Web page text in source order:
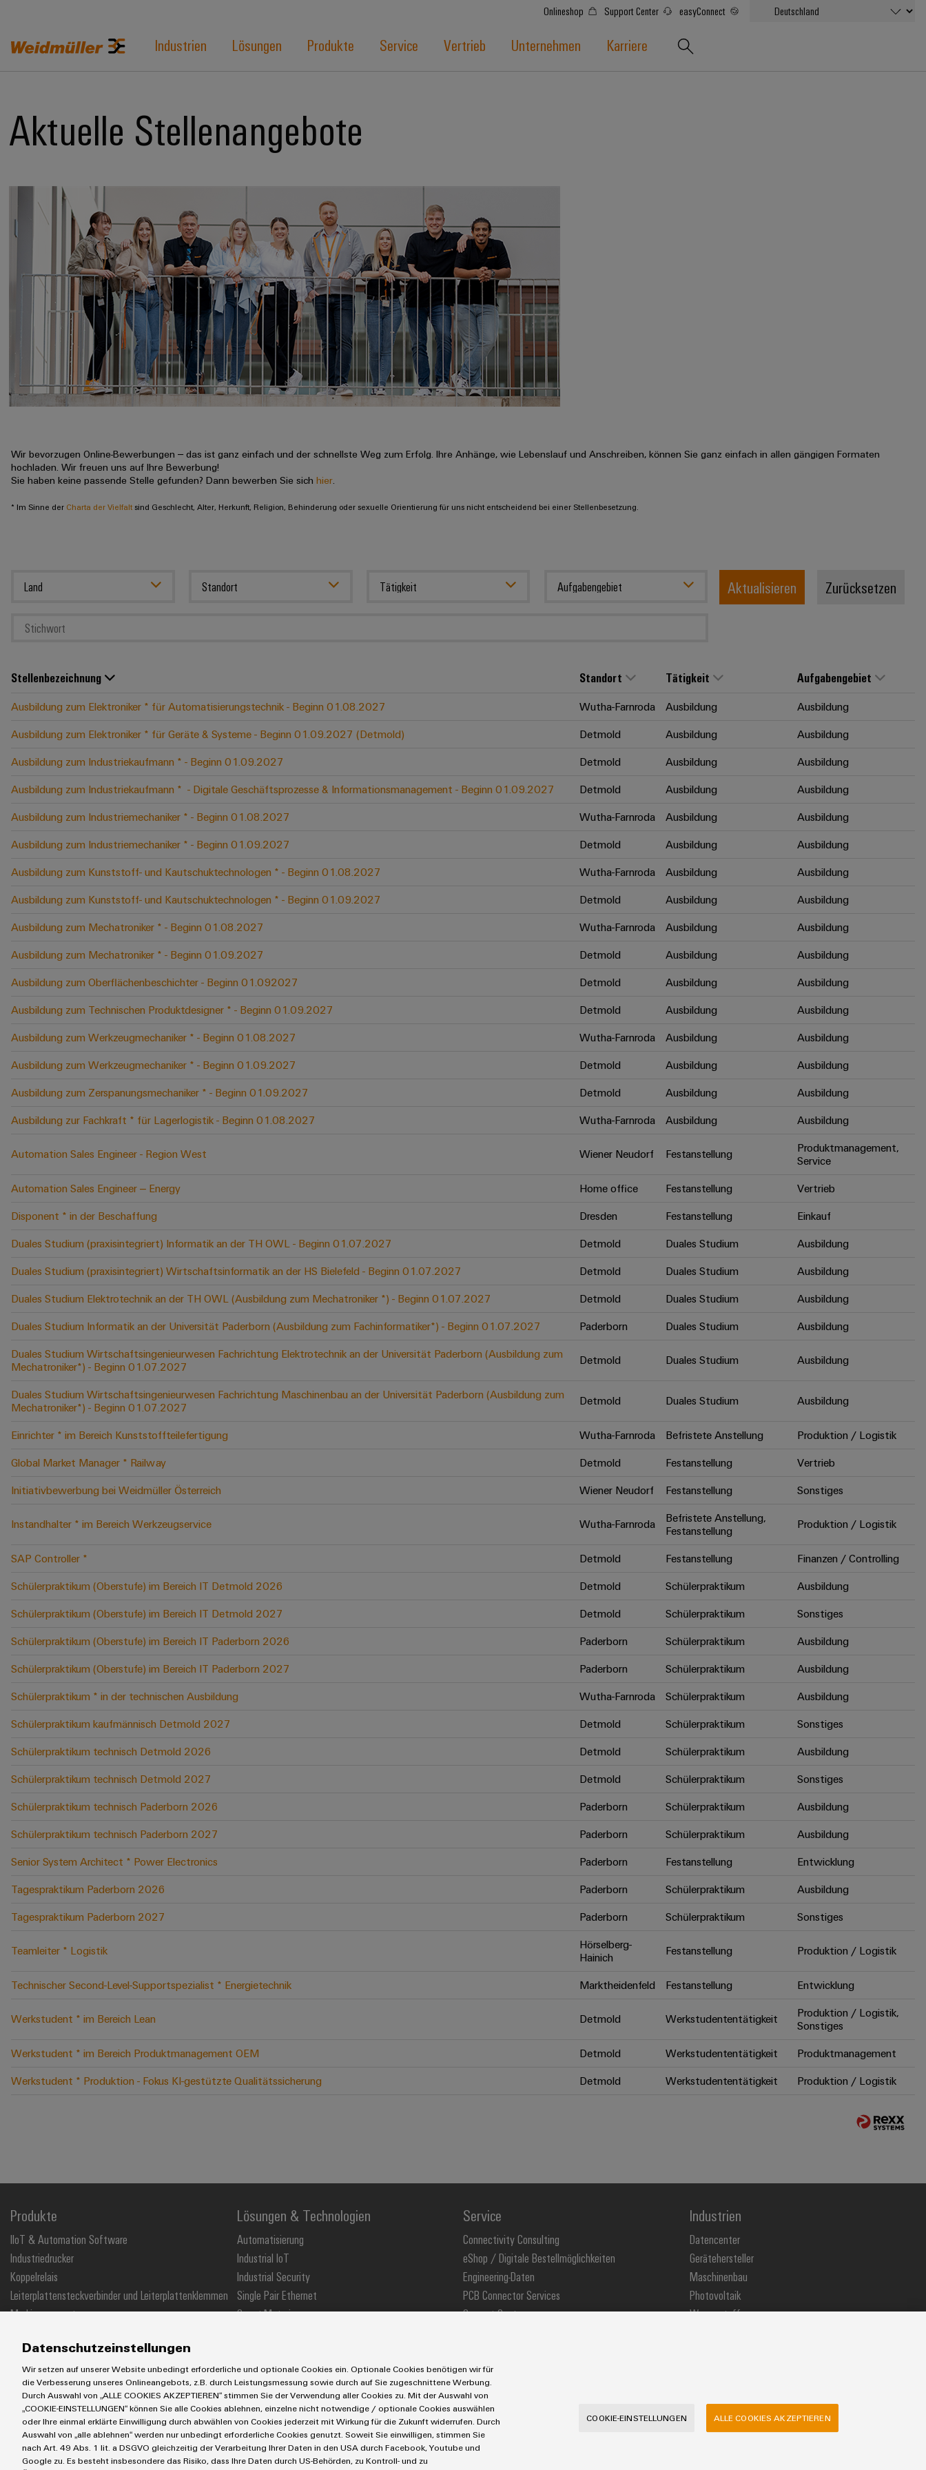
Onlineshop Support Center easyConnect
Industrien Lösungen Produkte Service Vertrieb Unternehmen Karriere
Aktuelle Stellenangebote
Wir bevorzugen Online-Bewerbungen – das ist ganz einfach und der schnellste Weg zum Erfolg. Ihre Anhänge, wie Lebenslauf und Anschreiben, können Sie ganz einfach in allen gängigen Formaten
hochladen. Wir freuen uns auf Ihre Bewerbung!
Sie haben keine passende Stelle gefunden? Dann bewerben Sie sich hier
* Im Sinne der Charta der Vielfalt sind Geschlecht, Alter, Herkunft, Religion, Behinderung oder sexuelle Orientierung für uns nicht entscheidend bei einer Stellenbesetzung.
Land Standort Tätigkeit Aufgabengebiet Zurücksetzen
Aktualisieren
Stellenbezeichnung Standort Tätigkeit Aufgabengebiet
Ausbildung zum Elektroniker * für Automatisierungstechnik - Beginn 01.08.2027 Wutha-Farnroda Ausbildung
Ausbildung
Ausbildung zum Elektroniker * für Geräte & Systeme - Beginn 01.09.2027 (Detmold)
Detmold Ausbildung
Ausbildung
Ausbildung zum Industriekaufmann * - Beginn 01.09.2027
Detmold Ausbildung
Ausbildung
Ausbildung zum Industriekaufmann * ​ - Digitale Geschäftsprozesse & Informationsmanagement - Beginn 01.09.2027
Detmold Ausbildung
Ausbildung
Ausbildung zum Industriemechaniker * - Beginn 01.08.2027
Wutha-Farnroda Ausbildung
Ausbildung
Ausbildung zum Industriemechaniker * - Beginn 01.09.2027
Detmold Ausbildung
Ausbildung
Ausbildung zum Kunststoff- und Kautschuktechnologen * - Beginn 01.08.2027
Wutha-Farnroda Ausbildung
Ausbildung
Ausbildung zum Kunststoff- und Kautschuktechnologen * - Beginn 01.09.2027
Detmold Ausbildung
Ausbildung
Ausbildung zum Mechatroniker * - Beginn 01.08.2027
Wutha-Farnroda Ausbildung
Ausbildung
Ausbildung zum Mechatroniker * - Beginn 01.09.2027
Detmold Ausbildung
Ausbildung
Ausbildung zum Oberflächenbeschichter - Beginn 01.092027
Detmold Ausbildung
Ausbildung
Ausbildung zum Technischen Produktdesigner * - Beginn 01.09.2027
Detmold Ausbildung
Ausbildung
Ausbildung zum Werkzeugmechaniker * - Beginn 01.08.2027
Wutha-Farnroda Ausbildung
Ausbildung
Ausbildung zum Werkzeugmechaniker * - Beginn 01.09.2027
Detmold Ausbildung
Ausbildung
Ausbildung zum Zerspanungsmechaniker * - Beginn 01.09.2027
Detmold Ausbildung
Ausbildung
Ausbildung zur Fachkraft * für Lagerlogistik - Beginn 01.08.2027
Wutha-Farnroda Ausbildung Ausbildung
Automation Sales Engineer - Region West Wiener Neudorf Festanstellung
Produktmanagement,
Service
Automation Sales Engineer – Energy
Home office Festanstellung
Vertrieb
Disponent * in der Beschaffung
Dresden Festanstellung
Einkauf
Duales Studium (praxisintegriert) Informatik an der TH OWL - Beginn 01.07.2027
Detmold Duales Studium
Ausbildung
Duales Studium (praxisintegriert) Wirtschaftsinformatik an der HS Bielefeld - Beginn 01.07.2027
Detmold Duales Studium
Ausbildung
Duales Studium Elektrotechnik an der TH OWL (Ausbildung zum Mechatroniker *) - Beginn 01.07.2027
Detmold Duales Studium
Ausbildung
Duales Studium Informatik an der Universität Paderborn (Ausbildung zum Fachinformatiker*) - Beginn 01.07.2027
Paderborn Duales Studium
Ausbildung
Duales Studium Wirtschaftsingenieurwesen Fachrichtung Elektrotechnik an der Universität Paderborn (Ausbildung zum
Mechatroniker*) - Beginn 01.07.2027
Detmold Duales Studium Ausbildung
Duales Studium Wirtschaftsingenieurwesen Fachrichtung Maschinenbau an der Universität Paderborn (Ausbildung zum
Mechatroniker*) - Beginn 01.07.2027
Detmold Duales Studium Ausbildung
Einrichter * im Bereich Kunststoffteilefertigung Wutha-Farnroda Befristete Anstellung
Produktion / Logistik
Global Market Manager * Railway
Detmold Festanstellung
Vertrieb
Initiativbewerbung bei Weidmüller Österreich
Wiener Neudorf Festanstellung Sonstiges
Instandhalter * im Bereich Werkzeugservice Wutha-Farnroda
Befristete Anstellung,
Festanstellung
Produktion / Logistik
SAP Controller * Detmold Festanstellung
Finanzen / Controlling
Schülerpraktikum (Oberstufe) im Bereich IT Detmold 2026
Detmold Schülerpraktikum
Ausbildung
Schülerpraktikum (Oberstufe) im Bereich IT Detmold 2027
Detmold Schülerpraktikum
Sonstiges
Schülerpraktikum (Oberstufe) im Bereich IT Paderborn 2026
Paderborn Schülerpraktikum
Ausbildung
Schülerpraktikum (Oberstufe) im Bereich IT Paderborn 2027
Paderborn Schülerpraktikum
Ausbildung
Schülerpraktikum * in der technischen Ausbildung
Wutha-Farnroda Schülerpraktikum
Ausbildung
Schülerpraktikum kaufmännisch Detmold 2027
Detmold Schülerpraktikum
Sonstiges
Schülerpraktikum technisch Detmold 2026
Detmold Schülerpraktikum
Ausbildung
Schülerpraktikum technisch Detmold 2027
Detmold Schülerpraktikum
Sonstiges
Schülerpraktikum technisch Paderborn 2026
Paderborn Schülerpraktikum
Ausbildung
Schülerpraktikum technisch Paderborn 2027
Paderborn Schülerpraktikum
Ausbildung
Senior System Architect * Power Electronics
Paderborn Festanstellung
Entwicklung
Tagespraktikum Paderborn 2026
Paderborn Schülerpraktikum
Ausbildung
Tagespraktikum Paderborn 2027
Paderborn Schülerpraktikum Sonstiges
Teamleiter * Logistik
Hörselberg-
Hainich
Festanstellung Produktion / Logistik
Technischer Second-Level-Supportspezialist * Energietechnik Marktheidenfeld Festanstellung Entwicklung
Werkstudent * im Bereich Lean Detmold Werkstudententätigkeit
Produktion / Logistik,
Sonstiges
Werkstudent * im Bereich Produktmanagement OEM
Detmold Werkstudententätigkeit
Produktmanagement
Werkstudent * Produktion - Fokus KI-gestützte Qualitätssicherung
Detmold Werkstudententätigkeit Produktion / Logistik
Produkte
IIoT & Automation Software
Industriedrucker
Koppelrelais
Leiterplattensteckverbinder und Leiterplattenklemmen
Markierungssysteme
Stromversorgungen
Lösungen & Technologien
Automatisierung
Industrial IoT
Industrial Security
Single Pair Ethernet
Smart Metering
Service
Connectivity Consulting
eShop / Digitale Bestellmöglichkeiten
Engineering-Daten
PCB Connector Services
Support Center
Industrien
Datencenter
Gerätehersteller
Maschinenbau
Photovoltaik
Wasserstoff
AGB Impressum Einkaufs- /Lieferanteninformationen Datenschutzerklärung Cookie Richtlinie
Cookie Einstellungen
Weidmüller GmbH & Co KG
Klingenbergstraße 26 32758 Detmold Tel.: +49 5231 14-280 Fax +49 5231 14-28116
Datenschutzeinstellungen
Wir setzen auf unserer Website unbedingt erforderliche und optionale Cookies ein. Optionale Cookies benötigen wir für
die Verbesserung unseres Onlineangebots, z.B. durch Leistungsmessung sowie durch auf Sie zugeschnittene Werbung.
Durch Auswahl von „ALLE COOKIES AKZEPTIEREN“ stimmen Sie der Verwendung aller Cookies zu. Mit der Auswahl von
„COOKIE-EINSTELLUNGEN“ können Sie alle Cookies ablehnen, einzelne nicht notwendige / optionale Cookies auswählen
oder Ihre einmal erklärte Einwilligung durch abwählen von Cookies jederzeit mit Wirkung für die Zukunft widerrufen. Durch
Auswahl von „alle ablehnen“ werden nur unbedingt erforderliche Cookies genutzt. Soweit Sie einwilligen, stimmen Sie
nach Art. 49 Abs. 1 lit. a DSGVO gleichzeitig der Verarbeitung Ihrer Daten in den USA durch Facebook, Youtube und
Google zu. Es besteht insbesondere das Risiko, dass Ihre Daten durch US-Behörden, zu Kontroll- und zu
COOKIE-EINSTELLUNGEN ALLE COOKIES AKZEPTIEREN